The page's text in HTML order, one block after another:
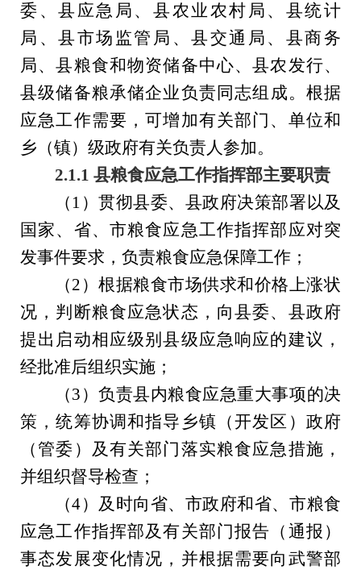
委、县应急局、县农业农村局、县统计
局、县市场监管局、县交通局、县商务
局、县粮食和物资储备中心、县农发行、
县级储备粮承储企业负责同志组成。 根据
应急工作需要，可增加有关部门、单位和
乡（镇）级政府有关负责人参加。
2.1.1 县粮食应急工作指挥部主要职责
（ 1 ）贯彻县委、 县政府决策部署以及
国家、省、 市粮食应急工作指挥部应对突
发事件要求，负责粮食应急保障工作；
（2 ）根据粮食市场供求和价格上涨状
况，判断粮食应急状态，向县委、 县政府
提出启动相应级别县级应急响应的建议，
经批准后组织实施；
（3 ）负责县内粮食应急重大事项的决
策，统筹协调和指导 乡镇（开发区）政府
（管委）及有关部门落实粮食应急措施，
并组织督导检查；
（4） 及时向省、市政府和省、市粮食
应急工作指挥部及有关部门报告（通报）
事态发展变化情况，并根据需要向武警部